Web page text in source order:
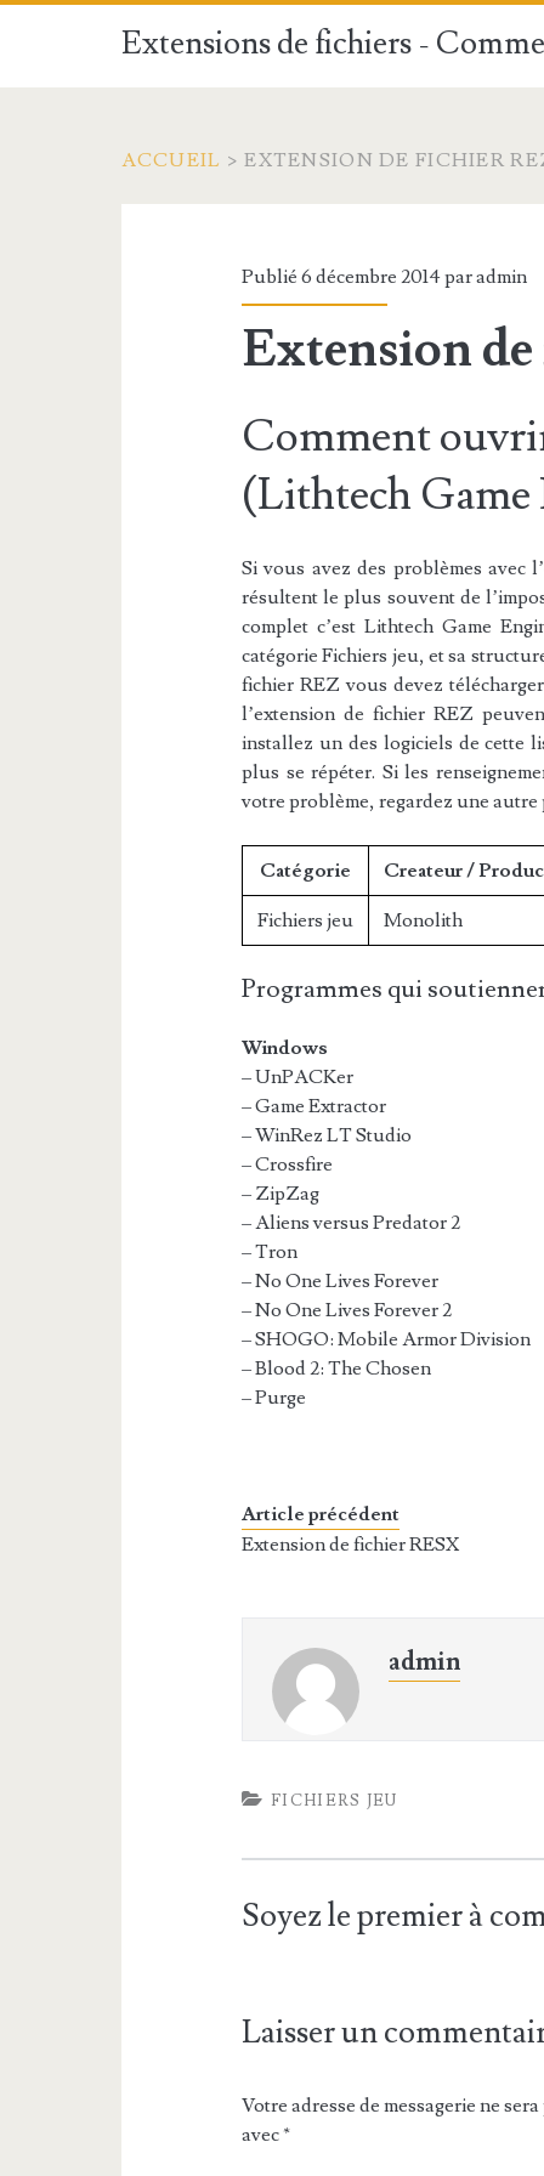
Extensions de fichiers -
ACCUEIL > EXTENSION DE FICHIER
Publié 6 décembre 2014 paradmin
Extension
Comment
(Lithtech Game
Si vous avez des problèmes avec
résultent le plus souvent de
complet c’est Lithtech Game
catégorie Fichiers jeu, et sa
fichier REZ vous devez
l’extension de fichier REZ
installez un des logiciels de cette
plus se répéter. Si les
votre problème, regardez une autre
Catégorie Createur /
Fichiers jeu Monolith
Programmes qui
Windows
– UnPACKer
– Game Extractor
– WinRez LT Studio
– Crossfire
– ZipZag
– Aliens versus Predator 2
– Tron
– No One Lives Forever
– No One Lives Forever 2
– SHOGO: Mobile Armor Division
– Blood 2: The Chosen
– Purge
Article précédent
Extension de fichier RESX
admin
FICHIERS JEU
Soyez le premier à
Laisser un
Votre adresse de messagerie ne
avec*